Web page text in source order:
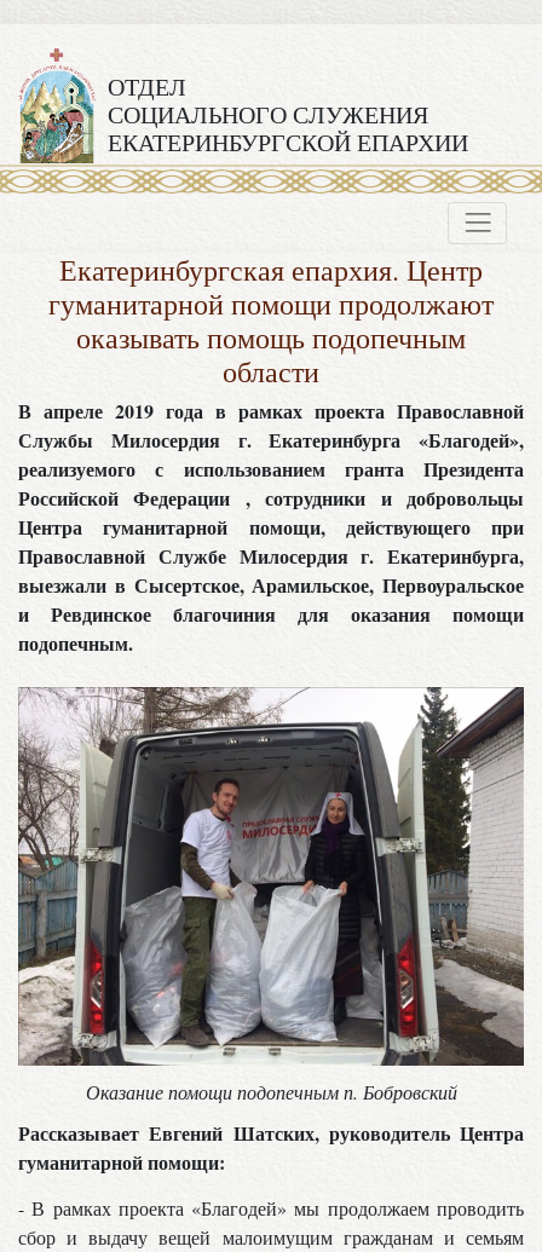
ОТДЕЛ
СОЦИАЛЬНОГО СЛУЖЕНИЯ
ЕКАТЕРИНБУРГСКОЙ ЕПАРХИИ
Екатеринбургская епархия. Центр
гуманитарной помощи продолжают
оказывать помощь подопечным
области
В апреле 2019 года в рамках проекта Православной
Службы Милосердия г. Екатеринбурга «Благодей»,
реализуемого с использованием гранта Президента
Российской Федерации , сотрудники и добровольцы
Центра гуманитарной помощи, действующего при
Православной Службе Милосердия г. Екатеринбурга,
выезжали в Сысертское, Арамильское, Первоуральское
и Ревдинское благочиния для оказания помощи
подопечным.
Оказание помощи подопечным п. Бобровский
Рассказывает Евгений Шатских, руководитель Центра
гуманитарной помощи:
- В рамках проекта «Благодей» мы продолжаем проводить
сбор и выдачу вещей малоимущим гражданам и семьям